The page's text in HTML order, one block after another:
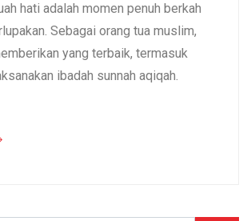
hati adalah momen penuh berkah
Sebagai orang tua muslim,
yang terbaik, termasuk
ibadah sunnah aqiqah.